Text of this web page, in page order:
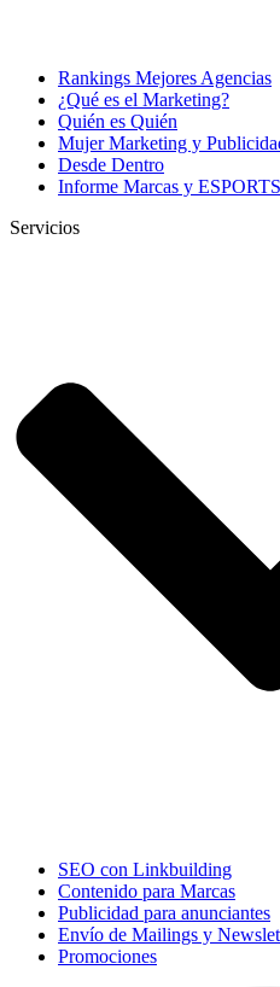
Rankings Mejores Agencias
¿Qué es el Marketing?
Quién es Quién
Mujer Marketing y
Desde Dentro
Informe Marcas y ESPORTS
Servicios
SEO con Linkbuilding
Contenido para Marcas
Publicidad para anunciantes
Envío de Mailings y
Promociones